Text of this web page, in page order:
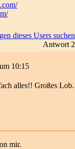
Antwort 2
10:15
alles!! Großes Lob.
mir.